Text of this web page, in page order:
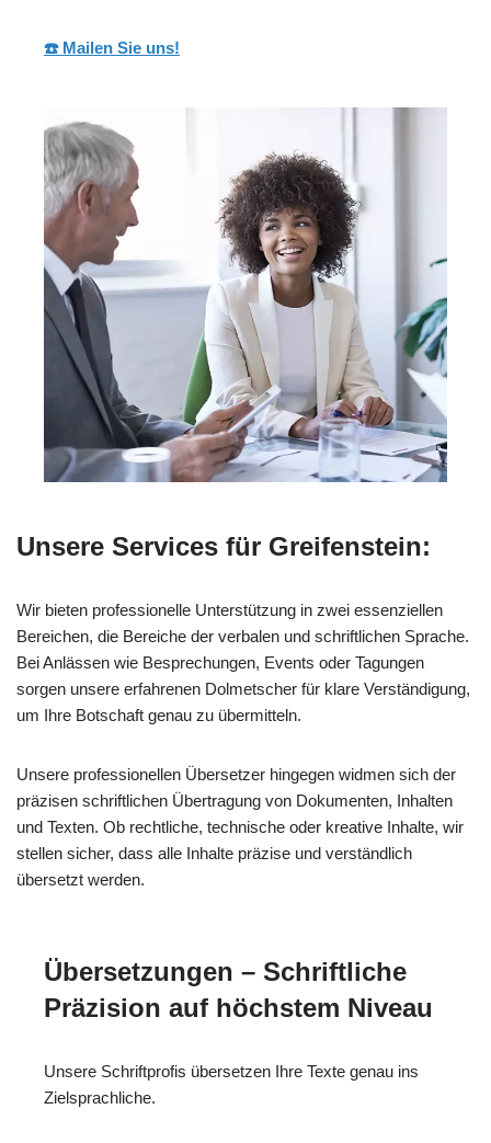
☎️ Mailen Sie uns!
Unsere Services für Greifenstein:
Wir bieten professionelle Unterstützung in zwei essenziellen
Bereichen, die Bereiche der verbalen und schriftlichen Sprache.
Bei Anlässen wie Besprechungen, Events oder Tagungen
sorgen unsere erfahrenen Dolmetscher für klare Verständigung,
um Ihre Botschaft genau zu übermitteln.
Unsere professionellen Übersetzer hingegen widmen sich der
präzisen schriftlichen Übertragung von Dokumenten, Inhalten
und Texten. Ob rechtliche, technische oder kreative Inhalte, wir
stellen sicher, dass alle Inhalte präzise und verständlich
übersetzt werden.
Übersetzungen – Schriftliche
Präzision auf höchstem Niveau
Unsere Schriftprofis übersetzen Ihre Texte genau ins
Zielsprachliche.